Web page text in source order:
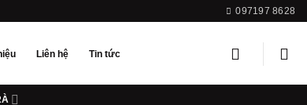
097197 8628
Liên hệ Tin tức